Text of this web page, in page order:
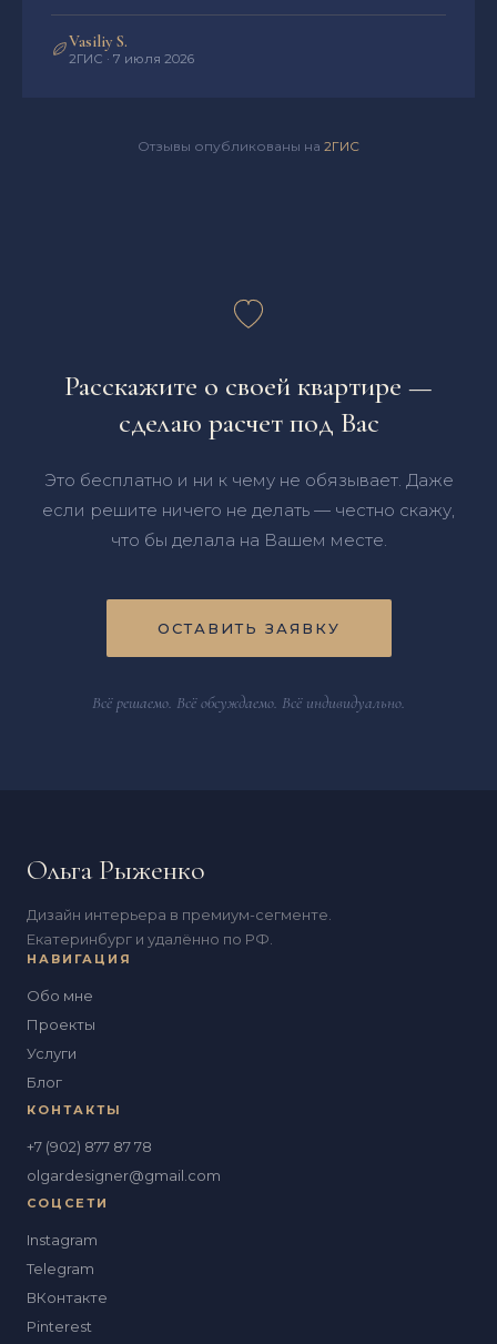
Vasiliy S.
2ГИС · 7 июля 2026
Отзывы опубликованы на 2ГИС
Расскажите о своей квартире —
сделаю расчет под Вас
Это бесплатно и ни к чему не обязывает. Даже
если решите ничего не делать — честно скажу,
что бы делала на Вашем месте.
ОСТАВИТЬ ЗАЯВКУ
Всё решаемо. Всё обсуждаемо. Всё индивидуально.
Ольга Рыженко
Дизайн интерьера в премиум-сегменте.
Екатеринбург и удалённо по РФ.
НАВИГАЦИЯ
Обо мне
Проекты
Услуги
Блог
КОНТАКТЫ
+7 (902) 877 87 78
olgardesigner@gmail.com
СОЦСЕТИ
Instagram
Telegram
ВКонтакте
Pinterest